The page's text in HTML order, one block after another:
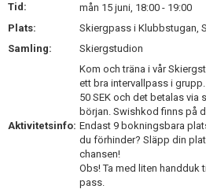
DOKUMENT
Tid:
mån 15 juni, 18:00 - 19:00
Plats:
Skiergpass i Klubbstugan,
Samling:
Skiergstudion
Aktivitetsinfo:
Kom och träna i vår
ett bra intervallpass i
50 SEK och det betalas
början. Swishkod finns på
Endast 9 bokningsbara
du förhinder? Släpp din
chansen!
Obs! Ta med liten handduk
pass.